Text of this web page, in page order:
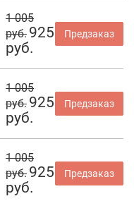
1 005
руб. 925
руб.
Предзаказ
1 005
руб. 925
руб.
Предзаказ
1 005
руб. 925
руб.
Предзаказ